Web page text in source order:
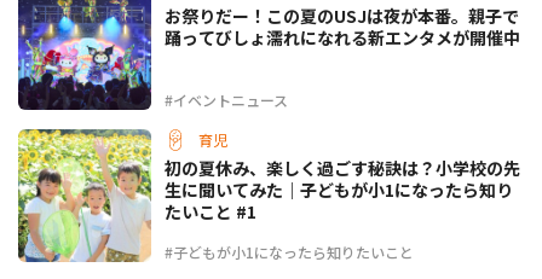
#イベントニュース
お祭りだー！この夏のUSJは夜が本番。親子で
踊ってびしょ濡れになれる新エンタメが開催中
育児
#子どもが小1になったら知りたいこと
初の夏休み、楽しく過ごす秘訣は？小学校の先
生に聞いてみた｜子どもが小1になったら知り
たいこと #1